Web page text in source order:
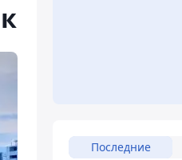
Последние